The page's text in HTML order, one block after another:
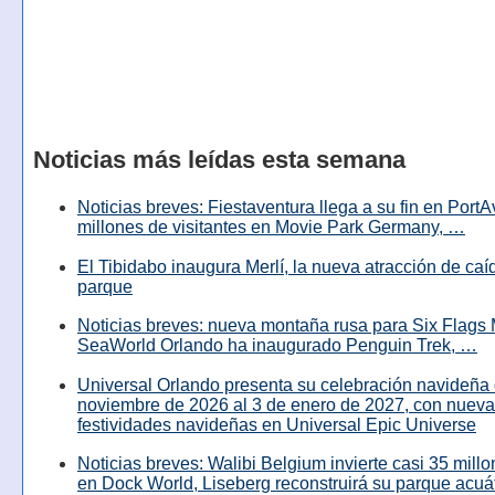
Noticias más leídas esta semana
Noticias breves: Fiestaventura llega a su fin en
millones de visitantes en Movie Park Germany, …
El Tibidabo inaugura Merlí, la nueva atracción de
parque
Noticias breves: nueva montaña rusa para Six Flags
SeaWorld Orlando ha inaugurado Penguin Trek, …
Universal Orlando presenta su celebración navideña
noviembre de 2026 al 3 de enero de 2027, con
festividades navideñas en Universal Epic Universe
Noticias breves: Walibi Belgium invierte casi 35
en Dock World, Liseberg reconstruirá su parque